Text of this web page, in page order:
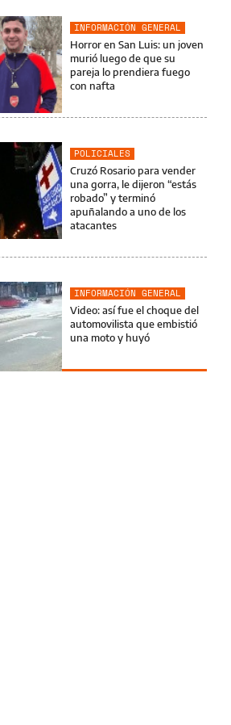
INFORMACIÓN GENERAL
Horror en San Luis: un joven
murió luego de que su
pareja lo prendiera fuego
con nafta
POLICIALES
Cruzó Rosario para vender
una gorra, le dijeron “estás
robado” y terminó
apuñalando a uno de los
atacantes
INFORMACIÓN GENERAL
Video: así fue el choque del
automovilista que embistió
una moto y huyó